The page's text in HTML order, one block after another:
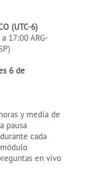
(UTC-6)
17:00 ARG-
6 de
y media de
pausa
cada
en vivo